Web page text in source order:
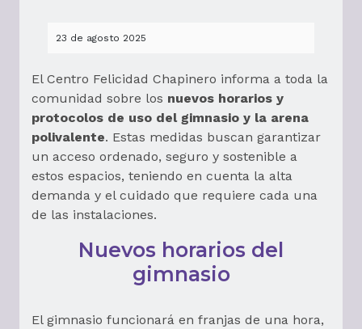
23 de agosto 2025
El Centro Felicidad Chapinero informa a toda la
comunidad sobre los nuevos horarios y
protocolos de uso del gimnasio y la arena
polivalente. Estas medidas buscan garantizar
un acceso ordenado, seguro y sostenible a
estos espacios, teniendo en cuenta la alta
demanda y el cuidado que requiere cada una
de las instalaciones.
Nuevos horarios del
gimnasio
El gimnasio funcionará en franjas de una hora,